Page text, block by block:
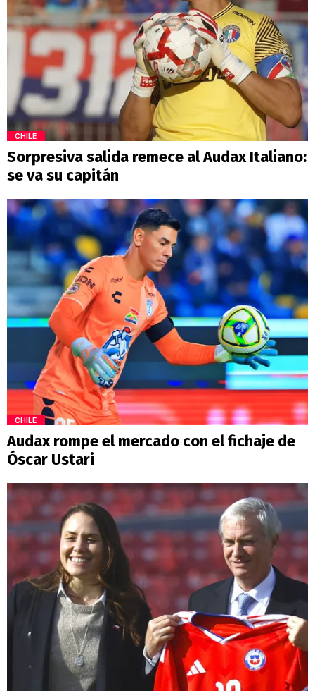
CHILE
Sorpresiva salida remece al Audax Italiano:
se va su capitán
CHILE
Audax rompe el mercado con el fichaje de
Óscar Ustari